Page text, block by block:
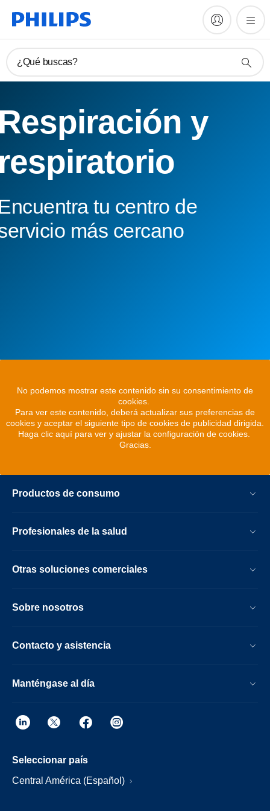
¿Qué buscas?
y
tu centro de
más cercano
No podemos mostrar este contenido sin su consentimiento de
cookies.
Para ver este contenido, deberá actualizar sus preferencias de
cookies y aceptar el siguiente tipo de cookies de publicidad dirigida.
Haga clic aquí para ver y ajustar la configuración de cookies.
Gracias.
Productos de consumo
Profesionales de la salud
Otras soluciones comerciales
Sobre nosotros
Contacto y asistencia
Manténgase al día
Seleccionar país
Central América (Español)